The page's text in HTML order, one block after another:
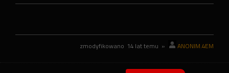
zmodyfikowano 14 lat temu » ANONIM.4EM